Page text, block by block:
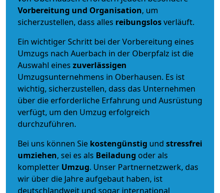
Vorbereitung und Organisation, um
sicherzustellen, dass alles reibungslosverläuft.
Ein wichtiger Schritt bei der Vorbereitung eines
Umzugs nach Auerbach in der Oberpfalz ist die
Auswahl eines zuverlässigen
Umzugsunternehmens in Oberhausen. Es ist
wichtig, sicherzustellen, dass das Unternehmen
über die erforderliche Erfahrung und Ausrüstung
verfügt, um den Umzug erfolgreich
durchzuführen.
Bei uns können Sie kostengünstig und stressfrei
umziehen, sei es als Beiladung oder als
kompletter Umzug. Unser Partnernetzwerk, das
wir über die Jahre aufgebaut haben, ist
deutschlandweit und sogar international